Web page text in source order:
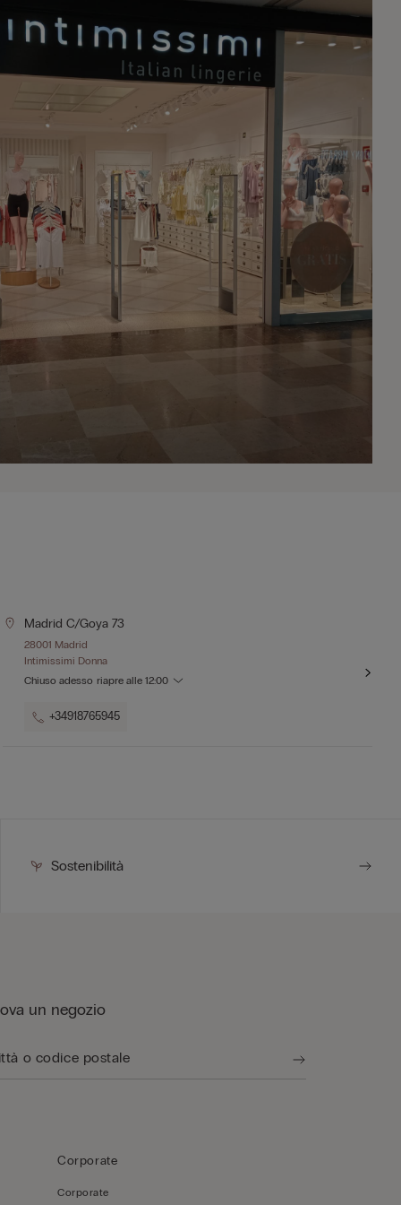
Madrid C/goya 73
28001 Madrid
Intimissimi Donna
Chiuso adesso riapre alle 12:00
+34918765945
Sostenibilità
un negozio
Corporate
Corporate